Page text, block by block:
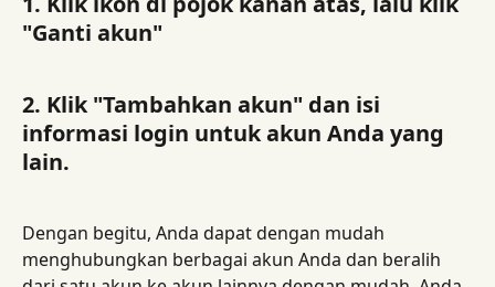
"Ganti akun"
2. Klik "Tambahkan akun" dan isi
informasi login untuk akun Anda yang
lain.
Dengan begitu, Anda dapat dengan mudah
menghubungkan berbagai akun Anda dan beralih